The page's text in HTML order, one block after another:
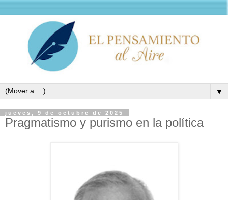
▼
jueves, 9 de octubre de 2025
Pragmatismo y purismo en la política